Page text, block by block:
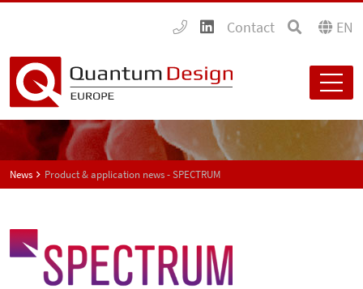
Contact EN
News Product & application news - SPECTRUM